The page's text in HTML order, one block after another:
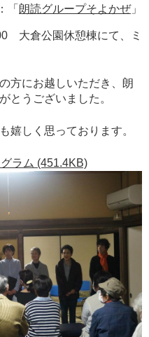
「 朗読グループそよかぜ」
大倉公園休憩棟にて、ミ
方にお越しいただき、朗
とうございました。
嬉しく思っております。
ラム (451.4KB)